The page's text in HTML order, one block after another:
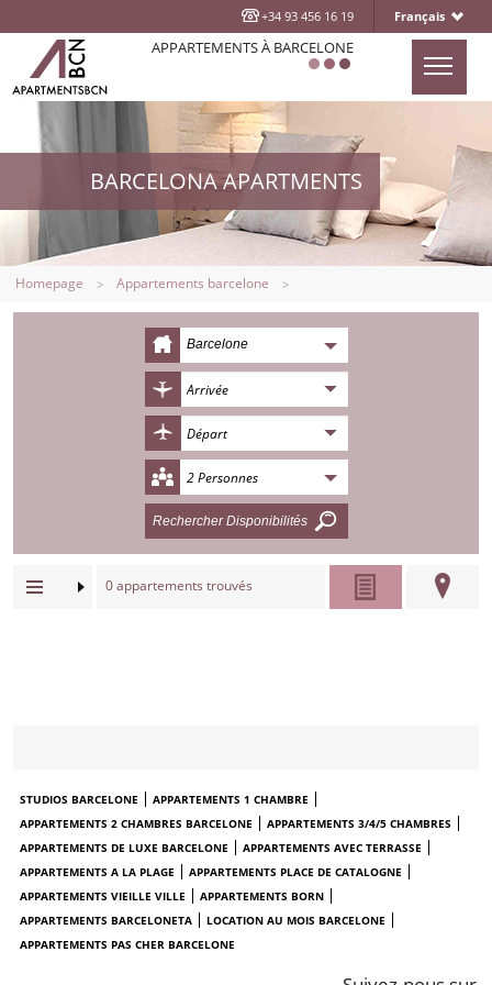
+34 93 456 16 19 Français
APPARTEMENTS À BARCELONE
APPARTEMENTS
EMPLACEMENT
QUI SOMMES NOUS ?
NOUS CONTACTER
BARCELONA APARTMENTS
Homepage Appartements barcelone
Barcelone
2 Personnes
0appartements trouvés
STUDIOS BARCELONE
APPARTEMENTS 1 CHAMBRE
APPARTEMENTS 2 CHAMBRES BARCELONE
APPARTEMENTS 3/4/5 CHAMBRES
APPARTEMENTS DE LUXE BARCELONE
APPARTEMENTS AVEC TERRASSE
APPARTEMENTS A LA PLAGE
APPARTEMENTS PLACE DE CATALOGNE
APPARTEMENTS VIEILLE VILLE
APPARTEMENTS BORN
APPARTEMENTS BARCELONETA
LOCATION AU MOIS BARCELONE
APPARTEMENTS PAS CHER BARCELONE